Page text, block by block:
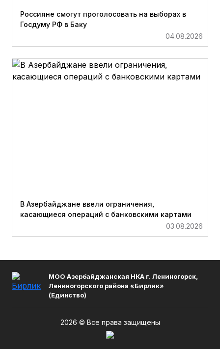
Россияне смогут проголосовать на выборах в
Госдуму РФ в Баку
04.08.2026
В Азербайджане ввели ограничения,
касающиеся операций с банковскими картами
03.08.2026
МОО Азербайджанская НКА г. Лениногорск,
Лениногорского района «Бирлик»
(Единство)
2026 © Все права защищены